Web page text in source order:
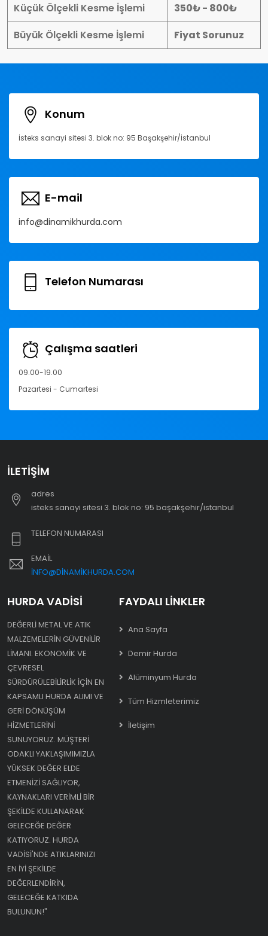
Küçük Ölçekli Kesme İşlemi
350₺ - 800₺
Büyük Ölçekli Kesme İşlemi
Fiyat Sorunuz
Konum
İsteks sanayi sitesi 3. blok no: 95 Başakşehir/İstanbul
E-mail
info@dinamikhurda.com
Telefon Numarası
Çalışma saatleri
09.00-19.00
Pazartesi - Cumartesi
İLETIŞIM
adres
i̇steks sanayi sitesi 3. blok no: 95 başakşehir/i̇stanbul
TELEFON NUMARASI
EMAIL
INFO@DINAMIKHURDA.COM
HURDA VADISI
DEĞERLI METAL VE ATIK
MALZEMELERIN GÜVENILIR
LIMANI. EKONOMIK VE
ÇEVRESEL
SÜRDÜRÜLEBILIRLIK IÇIN EN
KAPSAMLI HURDA ALIMI VE
GERI DÖNÜŞÜM
HIZMETLERINI
SUNUYORUZ. MÜŞTERI
ODAKLI YAKLAŞIMIMIZLA
YÜKSEK DEĞER ELDE
ETMENIZI SAĞLIYOR,
KAYNAKLARI VERIMLI BIR
ŞEKILDE KULLANARAK
GELECEĞE DEĞER
KATIYORUZ. HURDA
VADISI'NDE ATIKLARINIZI
EN IYI ŞEKILDE
DEĞERLENDIRIN,
GELECEĞE KATKIDA
BULUNUN!"
FAYDALI LINKLER
Ana Sayfa
Demir Hurda
Alüminyum Hurda
Tüm Hizmleterimiz
İletişim